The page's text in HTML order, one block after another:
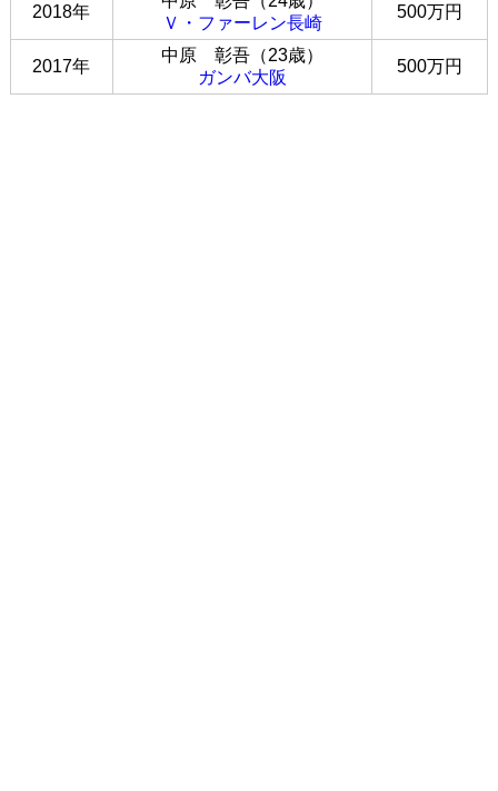
2018年
Ｖ・ファーレン長崎
500万円
2017年
中原 彰吾（23歳）
ガンバ大阪
500万円